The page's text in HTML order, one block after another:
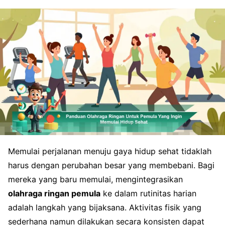
Memulai perjalanan menuju gaya hidup sehat tidaklah
harus dengan perubahan besar yang membebani. Bagi
mereka yang baru memulai, mengintegrasikan
olahraga ringan pemula ke dalam rutinitas harian
adalah langkah yang bijaksana. Aktivitas fisik yang
sederhana namun dilakukan secara konsisten dapat